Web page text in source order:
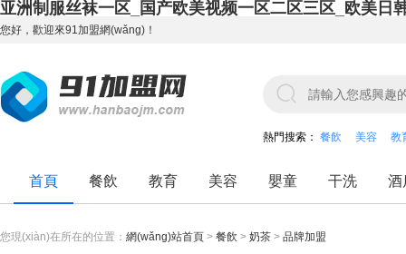
亚洲制服丝袜一区_国产欧美视频一区二区三区_欧美日
您好，歡迎來91加盟網(wǎng)！
熱門搜索： 餐飲 美容 教
首頁 餐飲 教育 美容 嬰童 干洗 酒
您現(xiàn)在所在的位置： 網(wǎng)站首頁 > 餐飲 > 奶茶 > 品牌加盟